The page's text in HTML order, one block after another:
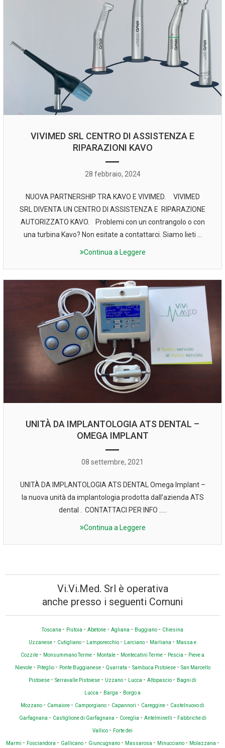
VIVIMED SRL CENTRO DI ASSISTENZA E
RIPARAZIONI KAVO
28 febbraio, 2024
NUOVA PARTNERSHIP TRA KAVO E VIVIMED. VIVIMED
SRL DIVENTA UN CENTRO DI ASSISTENZA E RIPARAZIONE
AUTORIZZATO KAVO. Problemi con un contrangolo o con
una turbina Kavo? Non esitate a contattarci. Siamo lieti ...
Continua a Leggere
UNITÀ DA IMPLANTOLOGIA ATS DENTAL –
OMEGA IMPLANT
08 settembre, 2021
UNITÀ DA IMPLANTOLOGIA ATS DENTAL Omega Implant –
la nuova unità da implantologia prodotta dall’azienda ATS
dental . CONTATTACI PER INFO …..
Continua a Leggere
Vi.Vi.Med. Srl è operativa
anche presso i seguenti Comuni
Toscana - Pistoia - Abetone - Agliana - Buggiano - Chiesina
Uzzanese - Cutigliano - Lamporecchio - Larciano - Marliana - Massa e
Cozzile - Monsummano Terme - Montale - Montecatini Terme - Pescia - Pieve a
Nievole - Piteglio - Ponte Buggianese - Quarrata - Sambuca Pistoiese - San Marcello
Pistoiese - Serravalle Pistoiese - Uzzano - Lucca - Altopascio - Bagni di
Lucca - Barga - Borgo a
Mozzano - Camaiore - Camporgiano - Capannori - Careggine - Castelnuovo di
Garfagnana - Castiglione di Garfagnana - Coreglia - Antelminelli - Fabbriche di
Vallico - Forte dei
Marmi - Fosciandora - Gallicano - Giuncugnano - Massarosa - Minucciano - Molazzana -